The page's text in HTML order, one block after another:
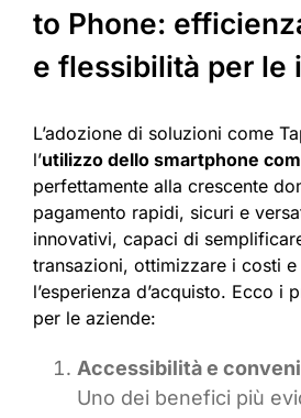
to Phone:
e flessibilità per le
L’adozione di soluzioni come
l’utilizzo dello smartphone
perfettamente alla crescente
pagamento rapidi, sicuri e
innovativi, capaci di
transazioni, ottimizzare i costi
l’esperienza d’acquisto. Ecco i
per le aziende:
Accessibilità e
Uno dei benefici più